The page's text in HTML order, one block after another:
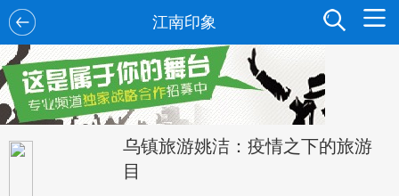
江南印象
乌镇旅游姚洁：疫情之下的旅游
目